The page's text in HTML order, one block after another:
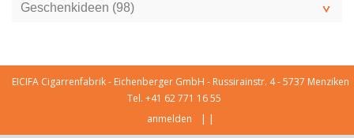
Geschenkideen (98)
EICIFA Cigarrenfabrik - Eichenberger GmbH - Russirainstr. 4 - 5737 Menziken
Tel. +41 62 771 16 55
anmelden
| |